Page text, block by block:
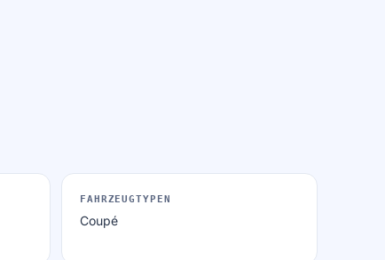
FAHRZEUGTYPEN
Coupé